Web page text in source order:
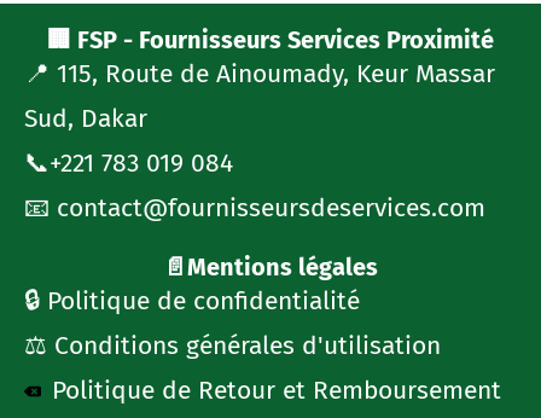
🏢 FSP - Fournisseurs Services Proximité
📍 115, Route de Ainoumady, Keur Massar
Sud, Dakar
📞+221 783 019 084
📧 contact@fournisseursdeservices.com
📄Mentions légales
🔒 Politique de confidentialité
⚖️ Conditions générales d'utilisation
Politique de Retour et Remboursement